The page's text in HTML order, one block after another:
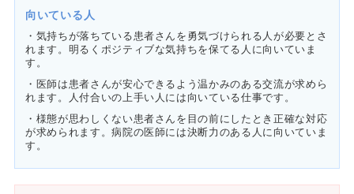
向いている人
・気持ちが落ちている患者さんを勇気づけられる人が必要とさ
れます。明るくポジティブな気持ちを保てる人に向いていま
す。
・医師は患者さんが安心できるよう温かみのある交流が求めら
れます。人付合いの上手い人には向いている仕事です。
・様態が思わしくない患者さんを目の前にしたとき正確な対応
が求められます。病院の医師には決断力のある人に向いていま
す。